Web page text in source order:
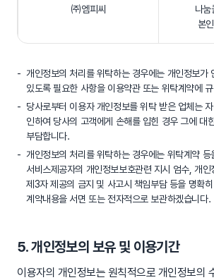
㈜엠피씨
나눔
본
개인정보의 처리를 위탁하는 경우에는 개인정보가
있도록 필요한 사항을 이용약관 또는 위탁계약에
당사로부터 이용자 개인정보를 위탁 받은 업체는
인하여 당사의 고객에게 손해를 입힌 경우 그에 대
부담합니다.
개인정보의 처리를 위탁하는 경우에는 위탁계약 등
서비스제공자의 개인정보보호관련 지시 엄수, 개인
제3자 제공의 금지 및 사고시 책임부담 등을 명확
계약내용을 서면 또는 전자적으로 보관하겠습니다.
5. 개인정보의 보유 및 이용기간
이용자의 개인정보는 원칙적으로 개인정보의